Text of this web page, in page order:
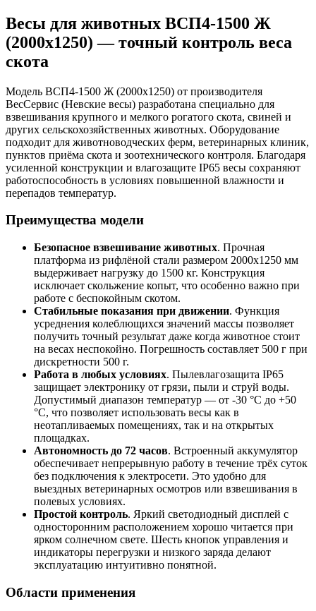
Весы для животных ВСП4-1500 Ж
(2000х1250) — точный контроль веса
скота
Модель ВСП4-1500 Ж (2000х1250) от производителя
ВесСервис (Невские весы) разработана специально для
взвешивания крупного и мелкого рогатого скота, свиней и
других сельскохозяйственных животных. Оборудование
подходит для животноводческих ферм, ветеринарных клиник,
пунктов приёма скота и зоотехнического контроля. Благодаря
усиленной конструкции и влагозащите IP65 весы сохраняют
работоспособность в условиях повышенной влажности и
перепадов температур.
Преимущества модели
Безопасное взвешивание животных. Прочная
платформа из рифлёной стали размером 2000х1250 мм
выдерживает нагрузку до 1500 кг. Конструкция
исключает скольжение копыт, что особенно важно при
работе с беспокойным скотом.
Стабильные показания при движении. Функция
усреднения колеблющихся значений массы позволяет
получить точный результат даже когда животное стоит
на весах неспокойно. Погрешность составляет 500 г при
дискретности 500 г.
Работа в любых условиях. Пылевлагозащита IP65
защищает электронику от грязи, пыли и струй воды.
Допустимый диапазон температур — от -30 °C до +50
°C, что позволяет использовать весы как в
неотапливаемых помещениях, так и на открытых
площадках.
Автономность до 72 часов. Встроенный аккумулятор
обеспечивает непрерывную работу в течение трёх суток
без подключения к электросети. Это удобно для
выездных ветеринарных осмотров или взвешивания в
полевых условиях.
Простой контроль. Яркий светодиодный дисплей с
односторонним расположением хорошо читается при
ярком солнечном свете. Шесть кнопок управления и
индикаторы перегрузки и низкого заряда делают
эксплуатацию интуитивно понятной.
Области применения